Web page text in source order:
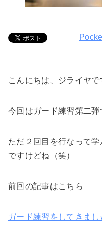
こんにちは、ジライヤで
今回はガード練習第二弾
ただ２回目を行なって
ですけどね（笑）
前回の記事はこちら
ガード練習をしてきまし